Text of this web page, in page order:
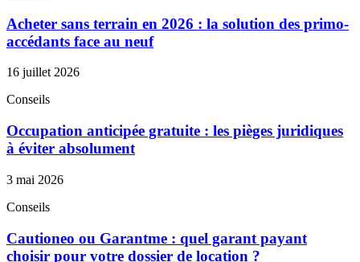
Acheter sans terrain en 2026 : la solution des primo-
accédants face au neuf
16 juillet 2026
Conseils
Occupation anticipée gratuite : les pièges juridiques
à éviter absolument
3 mai 2026
Conseils
Cautioneo ou Garantme : quel garant payant
choisir pour votre dossier de location ?